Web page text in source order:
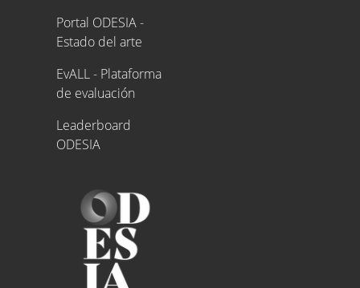
Portal ODESIA -
Estado del arte
EvALL - Plataforma
de evaluación
Leaderboard
ODESIA